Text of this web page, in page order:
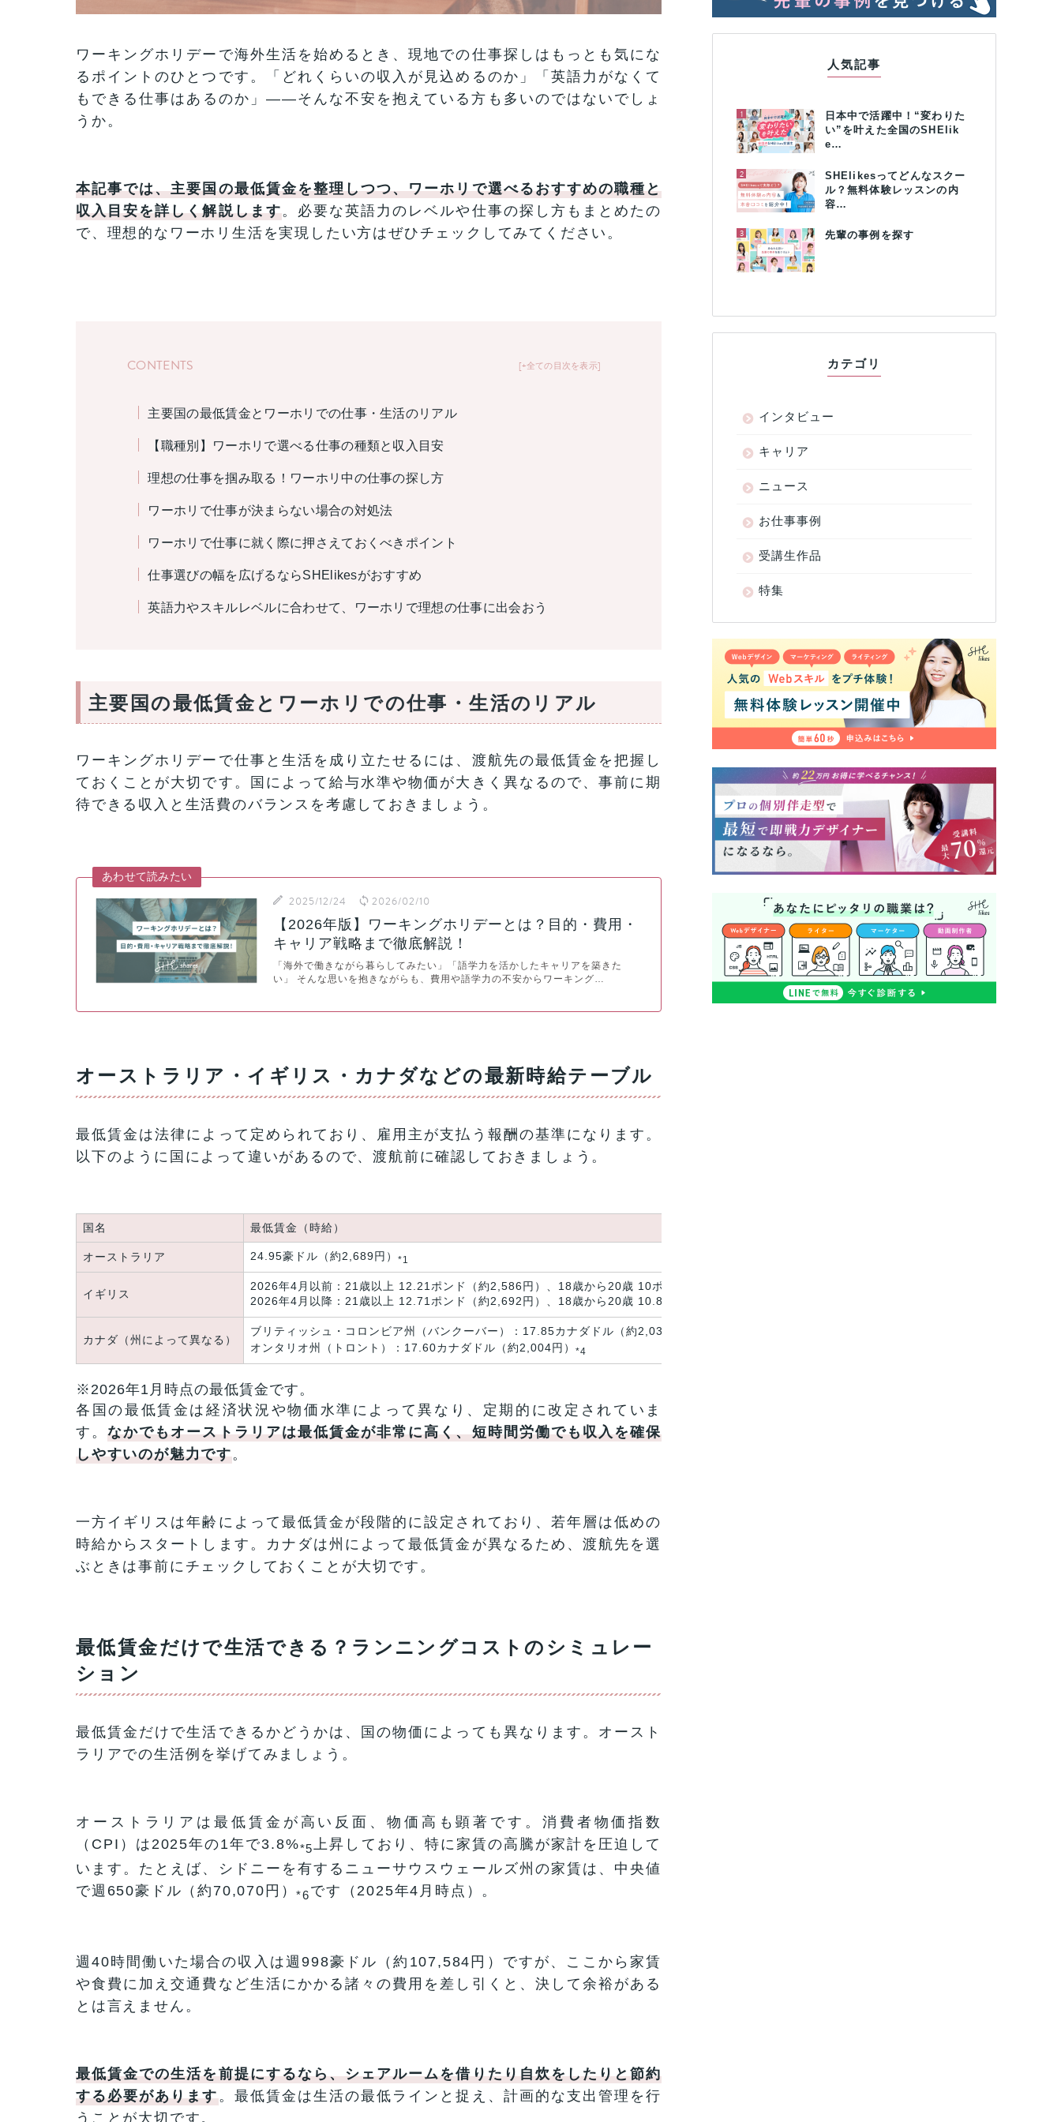
ワーキングホリデーで海外生活を始めるとき、現地での仕事探しはもっとも気にな
るポイントのひとつです。「どれくらいの収入が見込めるのか」「英語力がなくて
もできる仕事はあるのか」——そんな不安を抱えている方も多いのではないでしょ
うか。
本記事では、主要国の最低賃金を整理しつつ、ワーホリで選べるおすすめの職種と
収入目安を詳しく解説します。必要な英語力のレベルや仕事の探し方もまとめたの
で、理想的なワーホリ生活を実現したい方はぜひチェックしてみてください。
+全ての目次を表示
CONTENTS
主要国の最低賃金とワーホリでの仕事・生活のリアル
【職種別】ワーホリで選べる仕事の種類と収入目安
理想の仕事を掴み取る！ワーホリ中の仕事の探し方
ワーホリで仕事が決まらない場合の対処法
ワーホリで仕事に就く際に押さえておくべきポイント
仕事選びの幅を広げるならSHElikesがおすすめ
英語力やスキルレベルに合わせて、ワーホリで理想の仕事に出会おう
主要国の最低賃金とワーホリでの仕事・生活のリアル
ワーキングホリデーで仕事と生活を成り立たせるには、渡航先の最低賃金を把握し
ておくことが大切です。国によって給与水準や物価が大きく異なるので、事前に期
待できる収入と生活費のバランスを考慮しておきましょう。
あわせて読みたい
2025/12/24
2026/02/10
【2026年版】ワーキングホリデーとは？目的・費用・
キャリア戦略まで徹底解説！
「海外で働きながら暮らしてみたい」「語学力を活かしたキャリアを築きた
い」 そんな思いを抱きながらも、費用や語学力の不安からワーキング…
オーストラリア・イギリス・カナダなどの最新時給テーブル
最低賃金は法律によって定められており、雇用主が支払う報酬の基準になります。
以下のように国によって違いがあるので、渡航前に確認しておきましょう。
国名 最低賃金（時給）
オーストラリア 24.95豪ドル（約2,689円） *1
イギリス
2026年4月以前：21歳以上 12.21ポンド（約2,586円）、18歳から20歳 10ポンド（約2,118円）
2026年4月以降：21歳以上 12.71ポンド（約2,692円）、18歳から20歳 10.85ポンド（約2,298円）
カナダ（州によって異なる）
ブリティッシュ・コロンビア州（バンクーバー）：17.85カナダドル（約2,032円）
オンタリオ州（トロント）：17.60カナダドル（約2,004円） *4
※2026年1月時点の最低賃金です。
各国の最低賃金は経済状況や物価水準によって異なり、定期的に改定されていま
す。なかでもオーストラリアは最低賃金が非常に高く、短時間労働でも収入を確保
しやすいのが魅力です。
一方イギリスは年齢によって最低賃金が段階的に設定されており、若年層は低めの
時給からスタートします。カナダは州によって最低賃金が異なるため、渡航先を選
ぶときは事前にチェックしておくことが大切です。
最低賃金だけで生活できる？ランニングコストのシミュレー
ション
最低賃金だけで生活できるかどうかは、国の物価によっても異なります。オースト
ラリアでの生活例を挙げてみましょう。
オーストラリアは最低賃金が高い反面、物価高も顕著です。消費者物価指数
（CPI）は2025年の1年で3.8%*5 上昇しており、特に家賃の高騰が家計を圧迫して
います。たとえば、シドニーを有するニューサウスウェールズ州の家賃は、中央値
で週650豪ドル（約70,070円）*6です（2025年4月時点）。
週40時間働いた場合の収入は週998豪ドル（約107,584円）ですが、ここから家賃
や食費に加え交通費など生活にかかる諸々の費用を差し引くと、決して余裕がある
とは言えません。
最低賃金での生活を前提にするなら、シェアルームを借りたり自炊をしたりと節約
する必要があります。最低賃金は生活の最低ラインと捉え、計画的な支出管理を行
うことが大切です。
人気記事
1
日本中で活躍中！“変わりた
い”を叶えた全国のSHElik
e…
2
SHElikesってどんなスクー
ル？無料体験レッスンの内
容…
3 先輩の事例を探す
カテゴリ
インタビュー
キャリア
ニュース
お仕事事例
受講生作品
特集